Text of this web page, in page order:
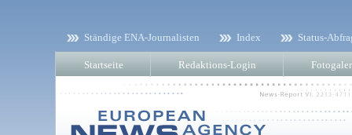
Ständige ENA-Journalisten Index Status-
Startseite Redaktions-Login